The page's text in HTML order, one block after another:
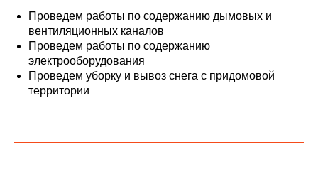
Проведем работы по содержанию дымовых и
вентиляционных каналов
Проведем работы по содержанию
электрооборудования
Проведем уборку и вывоз снега с придомовой
территории